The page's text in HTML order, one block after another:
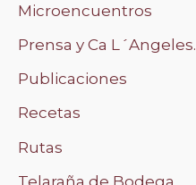
Microencuentros
Prensa y Ca L´Angeles.
Publicaciones
Recetas
Rutas
Telaraña de Bodega